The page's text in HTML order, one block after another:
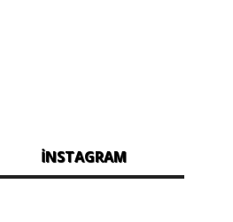
İNSTAGRAM